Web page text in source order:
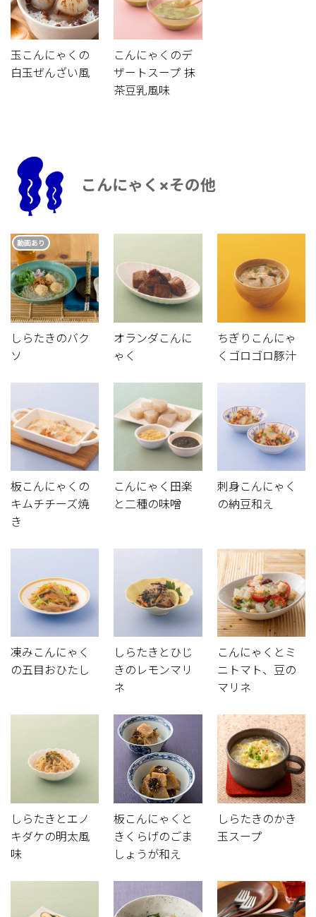
玉こんにゃくの
白玉ぜんざい風
こんにゃくのデ
ザートスープ 抹
茶豆乳風味
こんにゃく×その他
動画あり
しらたきのバク
ソ
オランダこんに
ゃく
ちぎりこんにゃ
くゴロゴロ豚汁
板こんにゃくの
キムチチーズ焼
き
こんにゃく田楽
と二種の味噌
刺身こんにゃく
の納豆和え
凍みこんにゃく
の五目おひたし
しらたきとひじ
きのレモンマリ
ネ
こんにゃくとミ
ニトマト、豆の
マリネ
しらたきとエノ
キダケの明太風
味
板こんにゃくと
きくらげのごま
しょうが和え
しらたきのかき
玉スープ